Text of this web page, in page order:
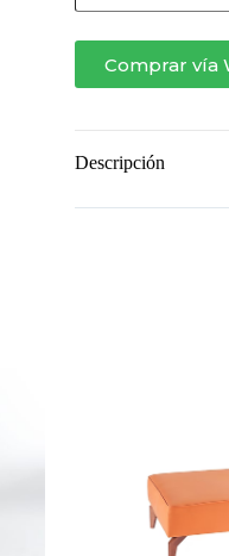
Comprar vía
Descripción